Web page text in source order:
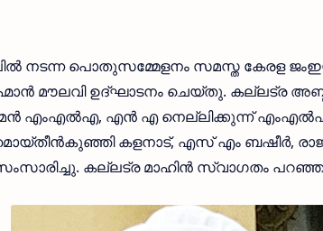
നടന്ന പൊതുസമ്മേളനം സമസ്ത കേരള
മൗലവി ഉദ്ഘാടനം ചെയ്തു. കല്ലട്ര
എംഎല്‍എ, എന്‍ എ നെല്ലിക്കുന്ന് എംഎല്‍എ,
കളനാട്, എസ് എം ബഷീര്‍,
കല്ലട്ര മാഹിന്‍ സ്വാഗതം